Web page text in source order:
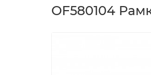
OF580104